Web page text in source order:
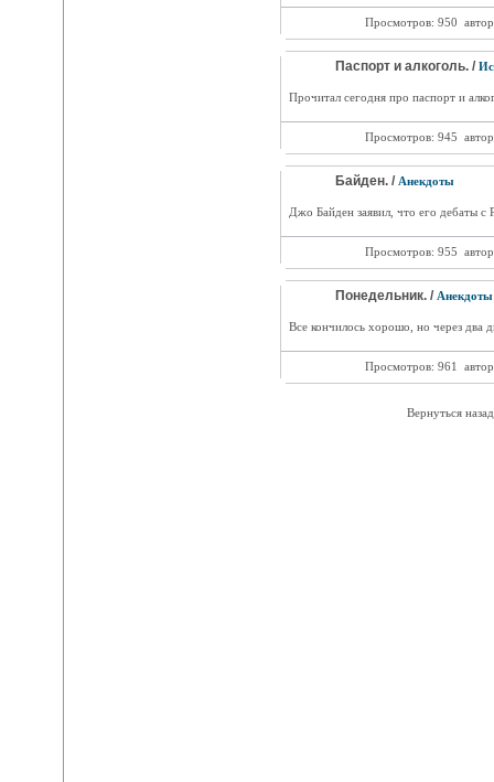
Просмотров: 950
Паспорт и алкоголь. /
Прочитал сегодня про паспорт и
Просмотров: 945
Байден. / Анекдоты
Джо Байден заявил, что его дебаты
Просмотров: 955
Понедельник. / Анекдоты
Все кончилось хорошо, но через два
Просмотров: 961
Вернуться